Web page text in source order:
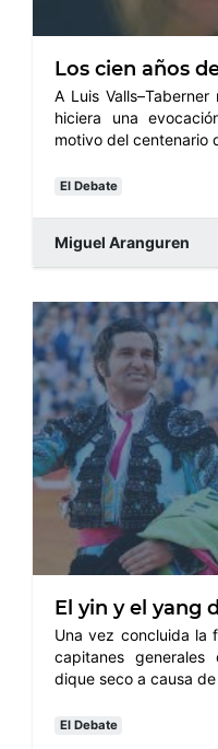
Los cien años
A Luis
hiciera una
motivo del centenario
El Debate
Miguel Aranguren
El yin y el yang
Una vez concluida la
capitanes
dique seco a causa
El Debate